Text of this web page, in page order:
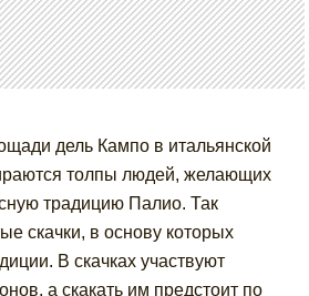
дель Кампо в итальянской
толпы людей, желающих
традицию Палио. Так
скачки, в основу которых
В скачках участвуют
а скакать им предстоит по